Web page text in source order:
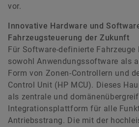
vor.
Innovative Hardware und
Fahrzeugsteuerung der Zukunft
Für Software-definierte
sowohl Anwendungssoftware als
Form von Zonen-Controllern und
Control Unit (HP MCU). Dieses
als zentrale und
Integrationsplattform für alle
Antriebsstrang. Die mit der